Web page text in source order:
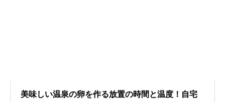
美味しい温泉の卵を作る放置の時間と温度！自宅